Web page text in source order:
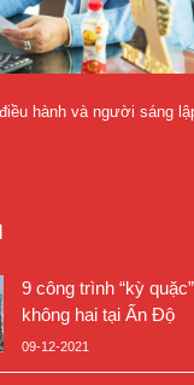
hành và người sáng
9 công trình “kỳ
không hai tại Ấn Độ
09-12-2021